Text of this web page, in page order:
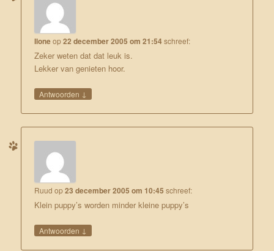
Iloneop22 december 2005 om 21:54schreef:
Zeker weten dat dat leuk is.
Lekker van genieten hoor.
Antwoorden ↓
Ruud op23 december 2005 om 10:45 schreef:
Klein puppy’s worden minder kleine puppy’s
Antwoorden ↓